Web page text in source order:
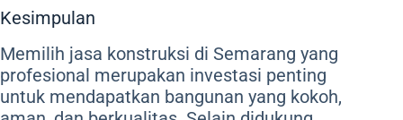
Kesimpulan
Memilih jasa konstruksi di Semarang yang
profesional merupakan investasi penting
untuk mendapatkan bangunan yang kokoh,